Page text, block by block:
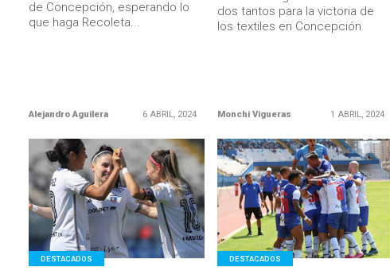
de Concepción, esperando lo
que haga Recoleta...
Alejandro Aguilera 6 ABRIL, 2024
dos tantos para la victoria de
los textiles en Concepción.
Monchi Vigueras 1 ABRIL, 2024
LEER MÁS
DESTACADOS
LEER MÁS
DESTACADOS